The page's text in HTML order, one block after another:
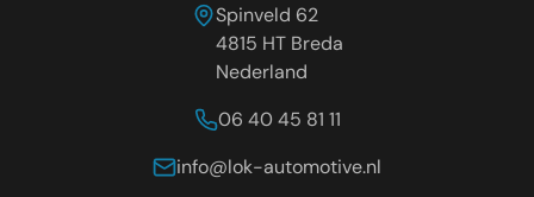
Spinveld 62
4815 HT Breda
Nederland
06 40 45 81 11
info@lok-automotive.nl